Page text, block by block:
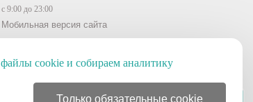
с 9:00 до 23:00
Мобильная версия сайта
файлы cookie и собираем аналитику
Только обязательные cookie